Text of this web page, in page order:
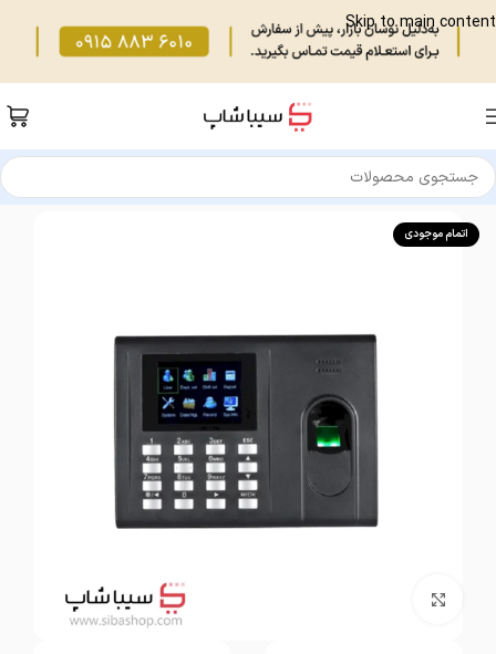
Skip to main content
خانه/تجهیزات فروشگاهی/دستگاه حضور غیاب/اثرانگشتی
اتمام موجودی